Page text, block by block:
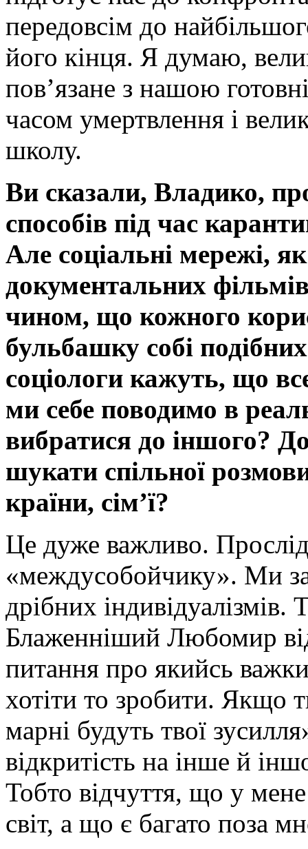
передовсім до
його кінця. Я думаю,
пов’язане з нашою
часом умертвлення і
школу.
Ви сказали, Владико,
способів під час
Але соціальні мережі,
документальних
чином, що кожного
бульбашку собі
соціологи кажуть, що
ми себе поводимо в
вибратися до іншого?
шукати спільної
країни, сім’ї?
Це дуже важливо.
«междусобойчику». Ми
дрібних
Блаженніший Любомир
питання про якийсь
хотіти то зробити. Якщо
марні будуть твої
відкритість на інше й
Тобто відчуття, що у
світ, а що є багато поза